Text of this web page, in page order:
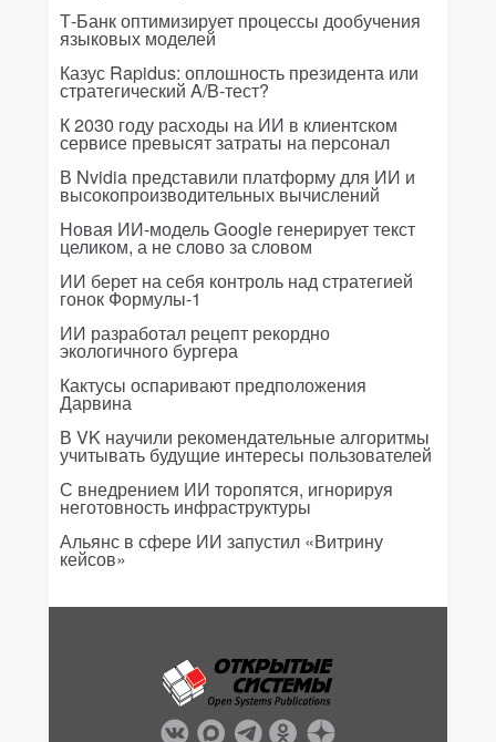
Т-Банк оптимизирует процессы дообучения
языковых моделей
Казус Rapidus: оплошность президента или
стратегический A/B-тест?
К 2030 году расходы на ИИ в клиентском
сервисе превысят затраты на персонал
В Nvidia представили платформу для ИИ и
высокопроизводительных вычислений
Новая ИИ-модель Google генерирует текст
целиком, а не слово за словом
ИИ берет на себя контроль над стратегией
гонок Формулы-1
ИИ разработал рецепт рекордно
экологичного бургера
Кактусы оспаривают предположения
Дарвина
В VK научили рекомендательные алгоритмы
учитывать будущие интересы пользователей
С внедрением ИИ торопятся, игнорируя
неготовность инфраструктуры
Альянс в сфере ИИ запустил «Витрину
кейсов»